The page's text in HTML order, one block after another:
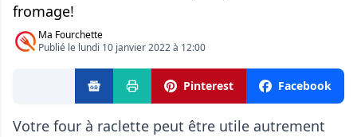
fromage!
Ma Fourchette
Publié le lundi 10 janvier 2022 à 12:00
Pinterest Facebook
Votre four à raclette peut être utile autrement